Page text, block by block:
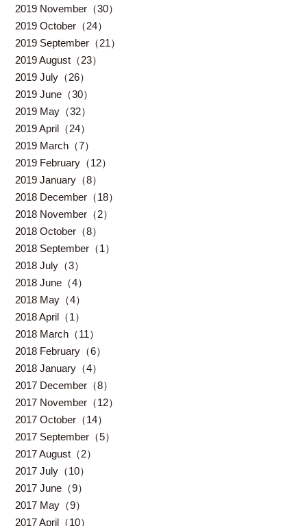
2019 November（30）
2019 October（24）
2019 September（21）
2019 August（23）
2019 July（26）
2019 June（30）
2019 May（32）
2019 April（24）
2019 March（7）
2019 February（12）
2019 January（8）
2018 December（18）
2018 November（2）
2018 October（8）
2018 September（1）
2018 July（3）
2018 June（4）
2018 May（4）
2018 April（1）
2018 March（11）
2018 February（6）
2018 January（4）
2017 December（8）
2017 November（12）
2017 October（14）
2017 September（5）
2017 August（2）
2017 July（10）
2017 June（9）
2017 May（9）
2017 April（10）